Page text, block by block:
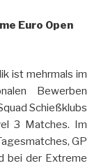
Euro Open
ist mehrmals im
Bewerben
Schießklubs
3 Matches. Im
GP
bei der Extreme